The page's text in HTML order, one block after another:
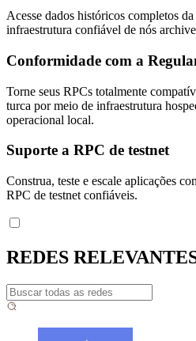
Acesse dados históricos completos
infraestrutura confiável de nós
Conformidade com a
Torne seus RPCs totalmente
turca por meio de infraestrutura
operacional local.
Suporte a RPC de testnet
Construa, teste e escale aplicações
RPC de testnet confiáveis.
REDES